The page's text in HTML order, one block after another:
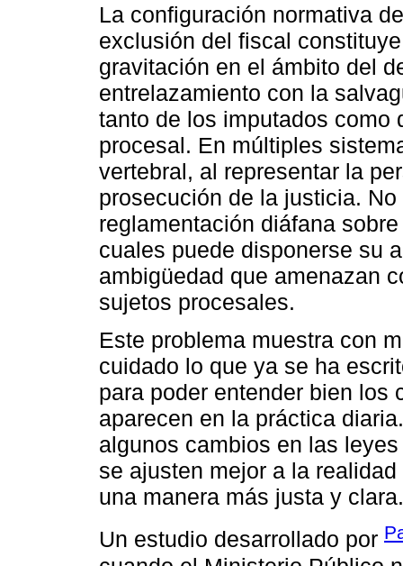
La configuración normativa
exclusión del fiscal
gravitación en el ámbito del
entrelazamiento con la
tanto de los imputados como
procesal. En múltiples
vertebral, al representar la
prosecución de la justicia.
reglamentación diáfana
cuales puede disponerse su
ambigüedad que amenazan
sujetos procesales.
Este problema muestra con
cuidado lo que ya se ha
para poder entender bien los
aparecen en la práctica
algunos cambios en las
se ajusten mejor a la
una manera más justa y clara.
Un estudio desarrollado por